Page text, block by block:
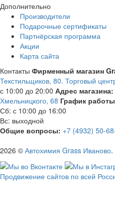
Дополнительно
Производители
Подарочные сертификаты
Партнёрская программа
Акции
Карта сайта
Контакты Фирменный магазин
Текстильщиков, 80. Торговый
с 10:00 до 20:00 Адрес магазина:
Хмельницкого, 68 График
Сб: с 10:00 до 16:00
Вс: выходной
Общие вопросы: +7 (4932) 50-
2026 © Автохимия Grass Иваново
Продвижение сайтов по всей